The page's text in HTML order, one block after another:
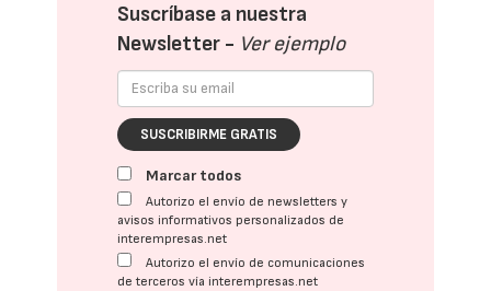
Suscríbase a nuestra
Newsletter - Ver ejemplo
SUSCRIBIRME GRATIS
Marcar todos
Autorizo el envío de newsletters y
avisos informativos personalizados de
interempresas.net
Autorizo el envío de comunicaciones
de terceros vía interempresas.net